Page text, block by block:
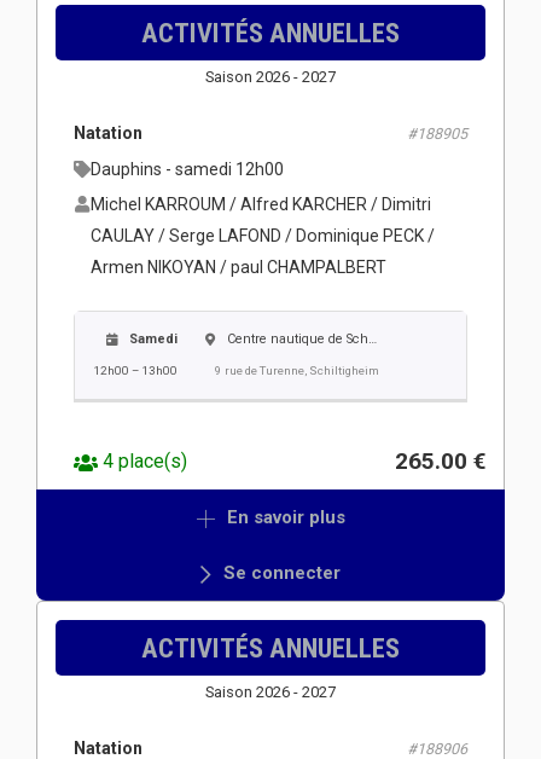
ACTIVITÉS ANNUELLES
Saison 2026 - 2027
Natation #188905
Dauphins - samedi 12h00
Michel KARROUM / Alfred KARCHER / Dimitri
CAULAY / Serge LAFOND / Dominique PECK /
Armen NIKOYAN / paul CHAMPALBERT
Samedi
12h00 – 13h00
Centre nautique de Schiltigheim
9 rue de Turenne, Schiltigheim
4 place(s) 265.00 €
En savoir plus
Se connecter
ACTIVITÉS ANNUELLES
Saison 2026 - 2027
Natation #188906